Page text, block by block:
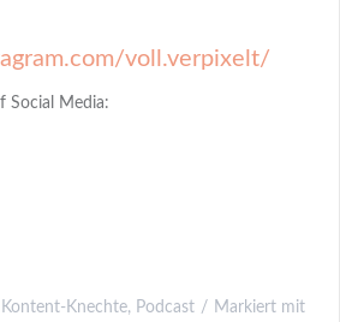
voll.verpixelt/
Social Media:
Kontent-Knechte, Podcast
Markiert mit